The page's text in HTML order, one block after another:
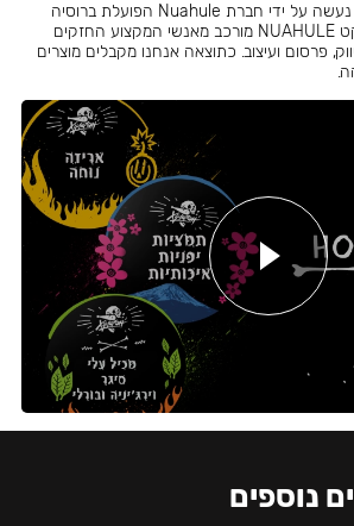
המותג Hooligan החדש נעשה על ידי חברת Nuahule הפועלת ברוסיה
משנת 2014. צוות הפרויקט NUAHULE מורכב מאנשי המקצוע החזקים
פרסום ועיצוב. כתוצאה אנחנו מקבלים מוצרים
נוספים